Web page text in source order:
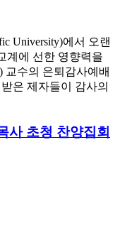
University)에서 오랜
계에 선한 영향력을
교수의 은퇴감사예배
은 제자들이 감사의
사 초청 찬양집회